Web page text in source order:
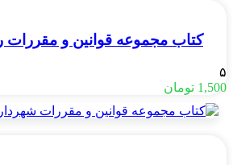
کتاب مجموعه قوانین و مقررات
۵
1,500 تومان